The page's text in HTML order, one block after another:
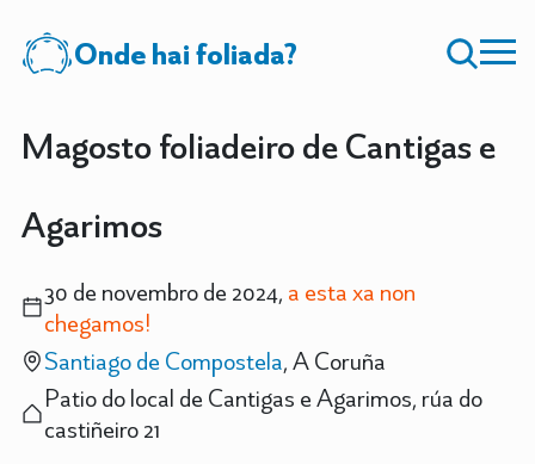
Onde hai foliada?
Magosto foliadeiro de Cantigas e
Agarimos
30 de novembro de 2024, a esta xa non
chegamos!
Santiago de Compostela, A Coruña
Patio do local de Cantigas e Agarimos, rúa do
castiñeiro 21